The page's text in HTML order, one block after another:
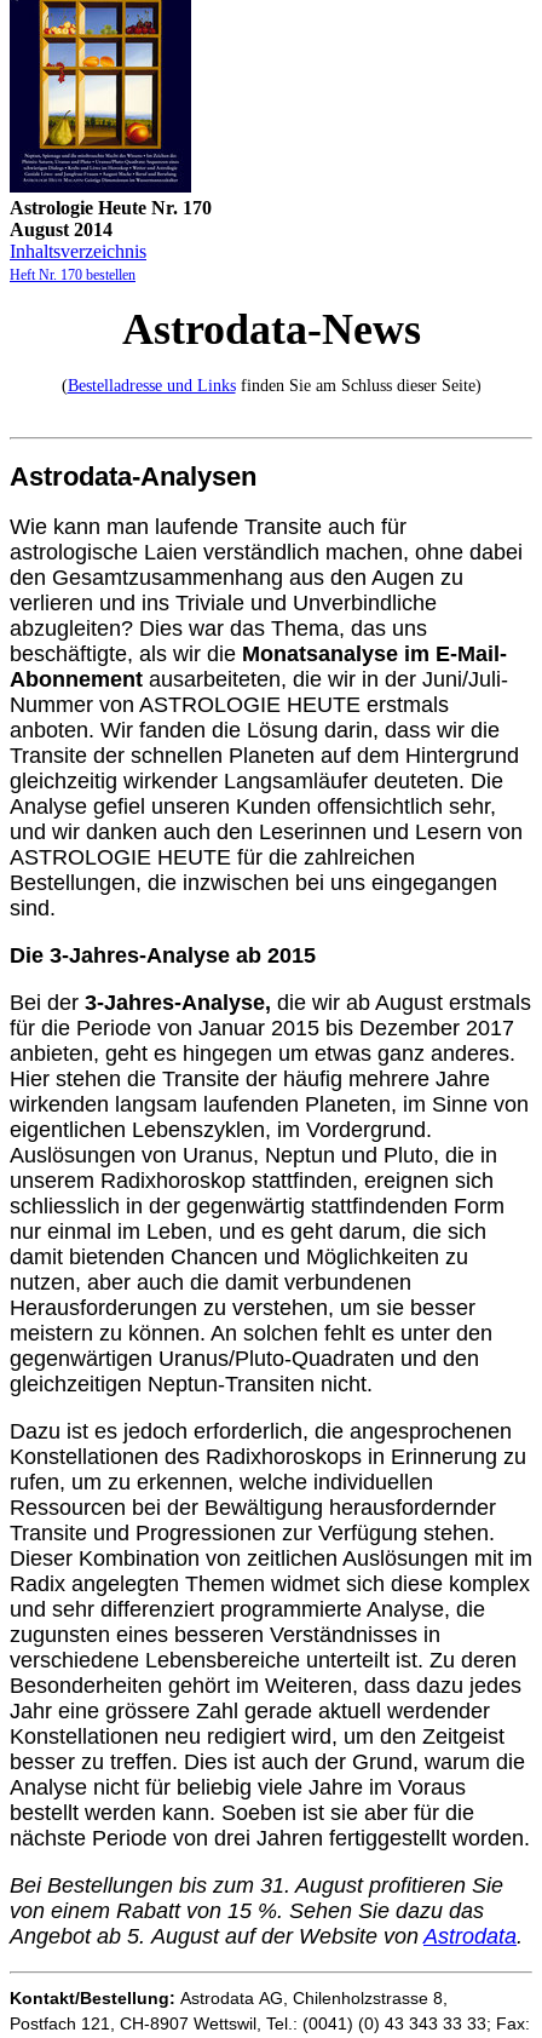
Astrologie Heute Nr. 170
August 2014
Inhaltsverzeichnis
Heft Nr. 170 bestellen
Astrodata-News
(Bestelladresse und Linksfinden Sie am Schluss dieser Seite)
Astrodata-Analysen
Wie kann man laufende Transite auch für
astrologische Laien verständlich machen, ohne dabei
den Gesamtzusammenhang aus den Augen zu
verlieren und ins Triviale und Unverbindliche
abzugleiten? Dies war das Thema, das uns
beschäftigte, als wir die Monatsanalyse im E-Mail-
Abonnement ausarbeiteten, die wir in der Juni/Juli-
Nummer von ASTROLOGIE HEUTE erstmals
anboten. Wir fanden die Lösung darin, dass wir die
Transite der schnellen Planeten auf dem Hintergrund
gleichzeitig wirkender Langsamläufer deuteten. Die
Analyse gefiel unseren Kunden offensichtlich sehr,
und wir danken auch den Leserinnen und Lesern von
ASTROLOGIE HEUTE für die zahlreichen
Bestellungen, die inzwischen bei uns eingegangen
sind.
Die 3-Jahres-Analyse ab 2015
Bei der 3-Jahres-Analyse, die wir ab August erstmals
für die Periode von Januar 2015 bis Dezember 2017
anbieten, geht es hingegen um etwas ganz anderes.
Hier stehen die Transite der häufig mehrere Jahre
wirkenden langsam laufenden Planeten, im Sinne von
eigentlichen Lebenszyklen, im Vordergrund.
Auslösungen von Uranus, Neptun und Pluto, die in
unserem Radixhoroskop stattfinden, ereignen sich
schliesslich in der gegenwärtig stattfindenden Form
nur einmal im Leben, und es geht darum, die sich
damit bietenden Chancen und Möglichkeiten zu
nutzen, aber auch die damit verbundenen
Herausforderungen zu verstehen, um sie besser
meistern zu können. An solchen fehlt es unter den
gegenwärtigen Uranus/Pluto-Quadraten und den
gleichzeitigen Neptun-Transiten nicht.
Dazu ist es jedoch erforderlich, die angesprochenen
Konstellationen des Radixhoroskops in Erinnerung zu
rufen, um zu erkennen, welche individuellen
Ressourcen bei der Bewältigung herausfordernder
Transite und Progressionen zur Verfügung stehen.
Dieser Kombination von zeitlichen Auslösungen mit im
Radix angelegten Themen widmet sich diese komplex
und sehr differenziert programmierte Analyse, die
zugunsten eines besseren Verständnisses in
verschiedene Lebensbereiche unterteilt ist. Zu deren
Besonderheiten gehört im Weiteren, dass dazu jedes
Jahr eine grössere Zahl gerade aktuell werdender
Konstellationen neu redigiert wird, um den Zeitgeist
besser zu treffen. Dies ist auch der Grund, warum die
Analyse nicht für beliebig viele Jahre im Voraus
bestellt werden kann. Soeben ist sie aber für die
nächste Periode von drei Jahren fertiggestellt worden.
Bei Bestellungen bis zum 31. August profitieren Sie
von einem Rabatt von 15 %. Sehen Sie dazu das
Angebot ab 5. August auf der Website vonAstrodata.
Kontakt/Bestellung: Astrodata AG, Chilenholzstrasse 8,
Postfach 121, CH-8907 Wettswil, Tel.: (0041) (0) 43 343 33 33; Fax: